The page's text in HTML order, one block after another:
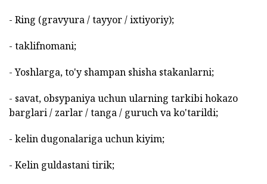
- Ring (gravyura / tayyor / ixtiyoriy);
- taklifnomani;
- Yoshlarga, to'y shampan shisha stakanlarni;
- savat, obsypaniya uchun ularning tarkibi hokazo
barglari / zarlar / tanga / guruch va ko'tarildi;
- kelin dugonalariga uchun kiyim;
- Kelin guldastani tirik;